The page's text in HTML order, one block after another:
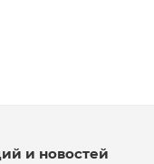
и новостей